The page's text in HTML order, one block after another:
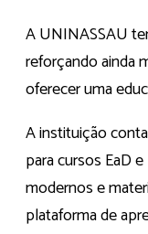
A UNINASSAU
reforçando ainda
oferecer uma
A instituição
para cursos EaD
modernos e
plataforma de